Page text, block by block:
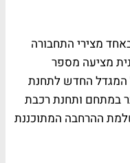
מצירי התחבורה
מציעה מספר
המגדל החדש לתחנת
במתחם ותחנת רכבת
ההרחבה המתוכננת